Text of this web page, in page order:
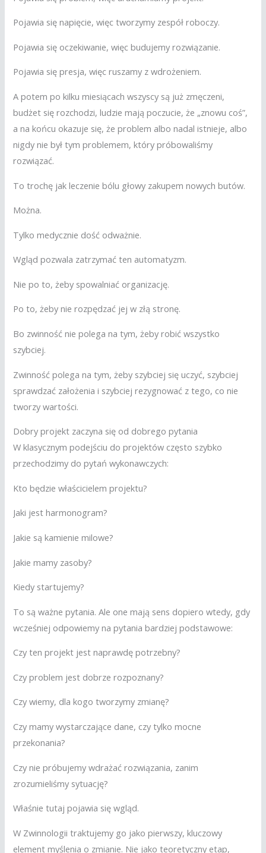
Pojawia się napięcie, więc tworzymy zespół roboczy.
Pojawia się oczekiwanie, więc budujemy rozwiązanie.
Pojawia się presja, więc ruszamy z wdrożeniem.
A potem po kilku miesiącach wszyscy są już zmęczeni,
budżet się rozchodzi, ludzie mają poczucie, że „znowu coś”,
a na końcu okazuje się, że problem albo nadal istnieje, albo
nigdy nie był tym problemem, który próbowaliśmy
rozwiązać.
To trochę jak leczenie bólu głowy zakupem nowych butów.
Można.
Tylko medycznie dość odważnie.
Wgląd pozwala zatrzymać ten automatyzm.
Nie po to, żeby spowalniać organizację.
Po to, żeby nie rozpędzać jej w złą stronę.
Bo zwinność nie polega na tym, żeby robić wszystko
szybciej.
Zwinność polega na tym, żeby szybciej się uczyć, szybciej
sprawdzać założenia i szybciej rezygnować z tego, co nie
tworzy wartości.
Dobry projekt zaczyna się od dobrego pytania
W klasycznym podejściu do projektów często szybko
przechodzimy do pytań wykonawczych:
Kto będzie właścicielem projektu?
Jaki jest harmonogram?
Jakie są kamienie milowe?
Jakie mamy zasoby?
Kiedy startujemy?
To są ważne pytania. Ale one mają sens dopiero wtedy, gdy
wcześniej odpowiemy na pytania bardziej podstawowe:
Czy ten projekt jest naprawdę potrzebny?
Czy problem jest dobrze rozpoznany?
Czy wiemy, dla kogo tworzymy zmianę?
Czy mamy wystarczające dane, czy tylko mocne
przekonania?
Czy nie próbujemy wdrażać rozwiązania, zanim
zrozumieliśmy sytuację?
Właśnie tutaj pojawia się wgląd.
W Zwinnologii traktujemy go jako pierwszy, kluczowy
element myślenia o zmianie. Nie jako teoretyczny etap,